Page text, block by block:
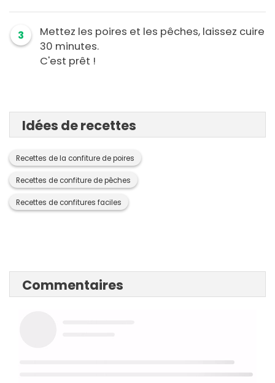
3
Mettez les poires et les pêches, laissez cuire
30 minutes.
C'est prêt !
Idées de recettes
Recettes de la confiture de poires
Recettes de confiture de pêches
Recettes de confitures faciles
Commentaires